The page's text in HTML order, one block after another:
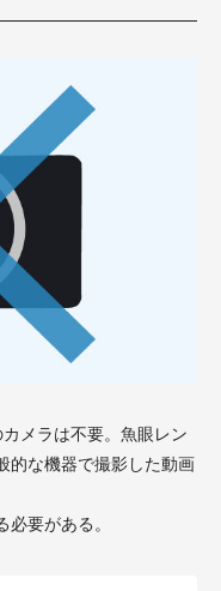
メラは不要。魚眼レン
的な機器で撮影した動画
要がある。